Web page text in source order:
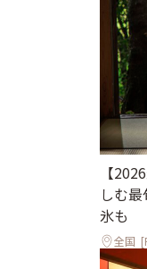
【
しむ
氷も
全国